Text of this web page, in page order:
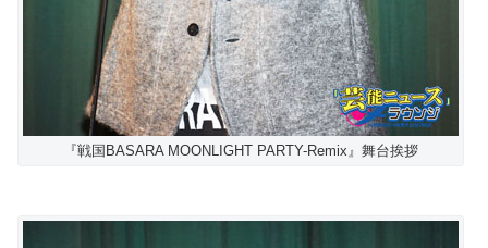
『戦国BASARA MOONLIGHT PARTY-Remix』舞台挨拶